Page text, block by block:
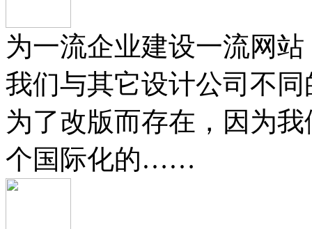
为一流企业建设一流网站
我们与其它设计公司不
为了改版而存在，因为
个国际化的……